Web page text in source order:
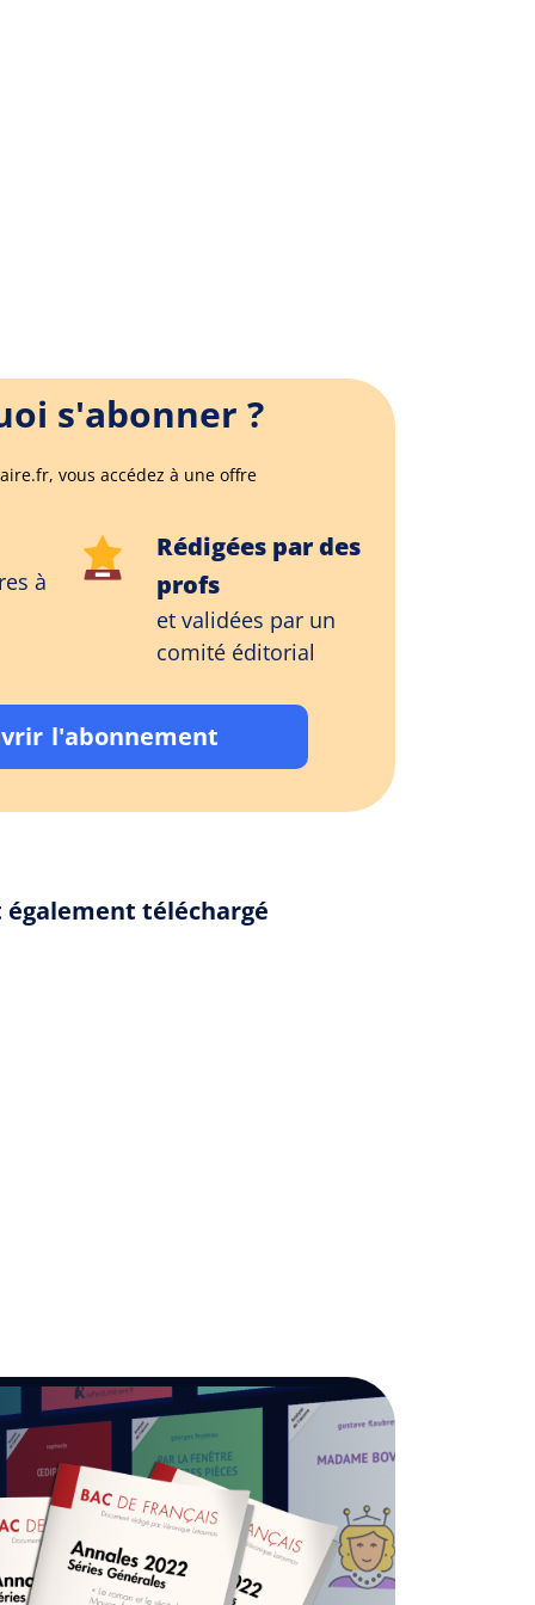
s'abonner ?
vous accédez à une offre
à
Rédigées par des
profs
et validées par un
comité éditorial
l'abonnement
téléchargé